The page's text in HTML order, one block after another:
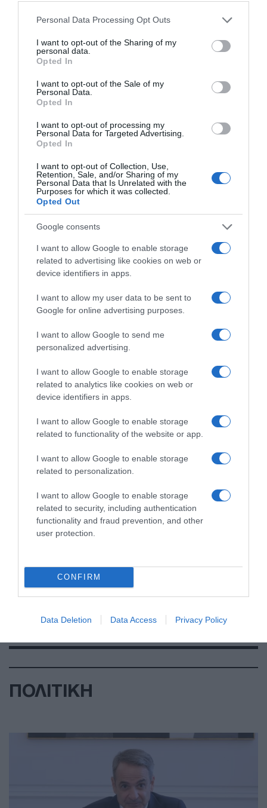
Please note that this website/app uses one or more Google
not limited to your visit or usage behaviour. You may click to
grant or deny consent to Google and its third-party tags to
use your data for below specified purposes in below Google
consent section.
Personal Data Processing Opt Outs
I want to opt-out of the Sharing of my
personal data.
Opted In
I want to opt-out of the Sale of my
Personal Data.
Opted In
I want to opt-out of processing my
Personal Data for Targeted Advertising.
Opted In
I want to opt-out of Collection, Use,
Retention, Sale, and/or Sharing of my
Personal Data that Is Unrelated with the
Purposes for which it was collected.
Opted Out
Google consents
I want to allow Google to enable storage
related to advertising like cookies on web or
device identifiers in apps.
I want to allow my user data to be sent to
Google for online advertising purposes.
I want to allow Google to send me
personalized advertising.
I want to allow Google to enable storage
related to analytics like cookies on web or
device identifiers in apps.
I want to allow Google to enable storage
related to functionality of the website or app.
I want to allow Google to enable storage
related to personalization.
I want to allow Google to enable storage
related to security, including authentication
functionality and fraud prevention, and other
user protection.
CONFIRM
Data Deletion Data Access Privacy Policy
και μάθετε πρώτοι όλες τις ειδήσεις
Tweet
ΔΙΑΦΗΜΙΣΗ
ΣΧΟΛΙΑ
ΠΟΛΙΤΙΚΗ